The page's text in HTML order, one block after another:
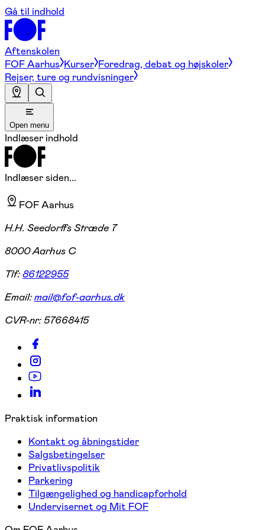
Gå til indhold
Aftenskolen
FOF Aarhus Kurser Foredrag, debat og højskoler
Rejser, ture og rundvisninger
Open menu
Indlæser indhold
Indlæser siden...
FOF Aarhus
H.H. Seedorffs Stræde 7
8000 Aarhus C
Tlf:86122955
Email:mail@fof-aarhus.dk
CVR-nr:57668415
Praktisk information
Kontakt og åbningstider
Salgsbetingelser
Privatlivspolitik
Parkering
Tilgængelighed og handicapforhold
Undervisernet og Mit FOF